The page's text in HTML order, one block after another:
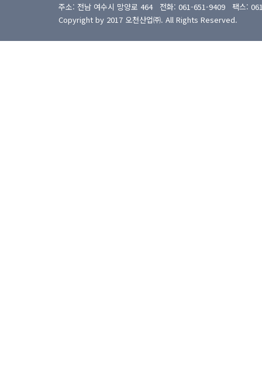
주소: 전남 여수시 망양로 464 전화: 061-651-9409 팩스:
Copyright by 2017 오천산업㈜. All Rights Reserved.